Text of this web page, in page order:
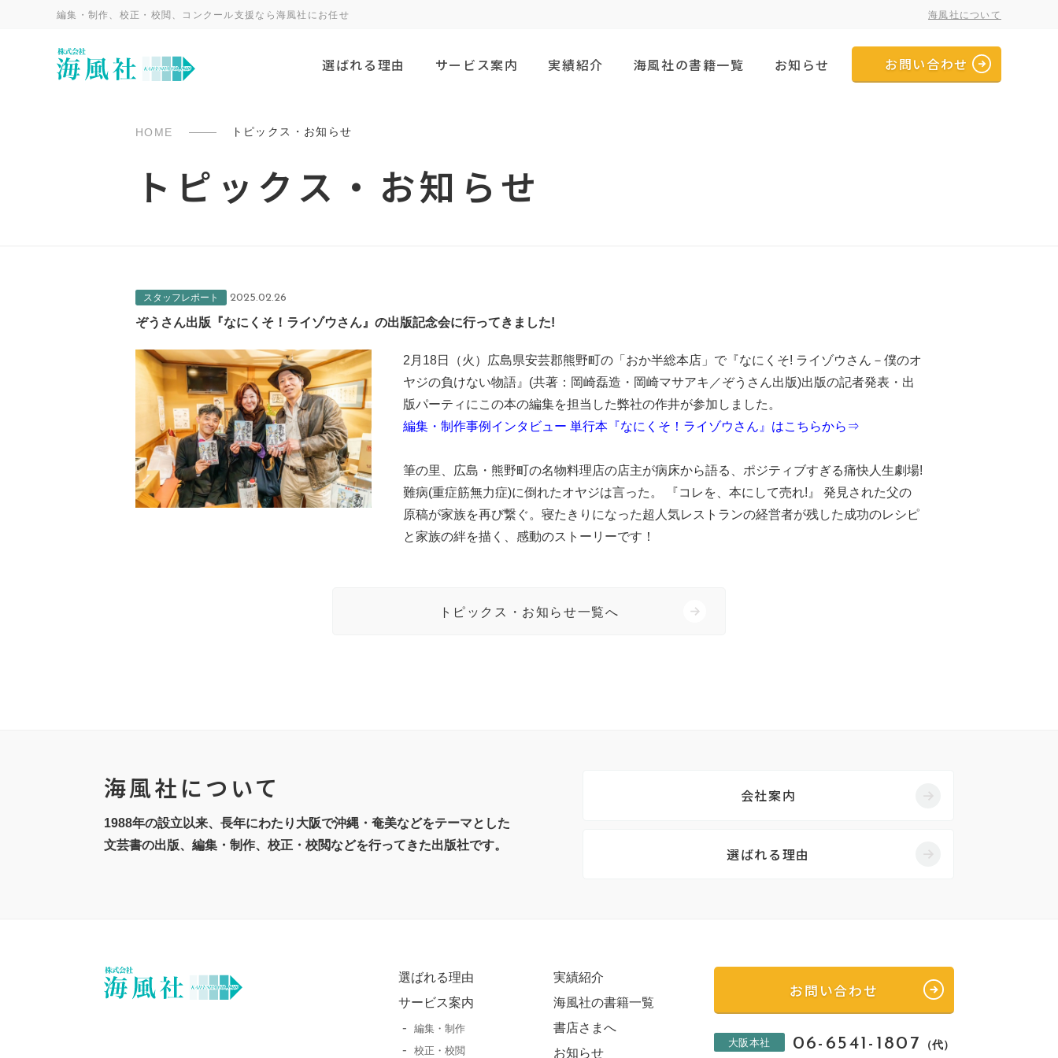
編集・制作、校正・校閲、コンクール支援なら海風社にお任せ 海風社について
選ばれる理由 サービス案内 実績紹介 海風社の書籍一覧 お知らせ お問い合わせ
HOME トピックス・お知らせ
トピックス・お知らせ
スタッフレポート 2025.02.26
ぞうさん出版『なにくそ！ライゾウさん』の出版記念会に行ってきました!
2月18日（火）広島県安芸郡熊野町の「おか半総本店」で『なにくそ! ライゾウさん－僕のオ
ヤジの負けない物語』(共著：岡崎磊造・岡崎マサアキ／ぞうさん出版)出版の記者発表・出
版パーティにこの本の編集を担当した弊社の作井が参加しました。
編集・制作事例インタビュー 単行本『なにくそ！ライゾウさん』はこちらから⇒
筆の里、広島・熊野町の名物料理店の店主が病床から語る、ポジティブすぎる痛快人生劇場!
難病(重症筋無力症)に倒れたオヤジは言った。 『コレを、本にして売れ!』 発見された父の
原稿が家族を再び繋ぐ。寝たきりになった超人気レストランの経営者が残した成功のレシピ
と家族の絆を描く、感動のストーリーです！
トピックス・お知らせ一覧へ
海風社について
1988年の設立以来、長年にわたり大阪で沖縄・奄美などをテーマとした
文芸書の出版、編集・制作、校正・校閲などを行ってきた出版社です。
会社案内
選ばれる理由
選ばれる理由
サービス案内
編集・制作
校正・校閲
実績紹介
海風社の書籍一覧
書店さまへ
お知らせ
お問い合わせ
大阪本社 06-6541-1807 （代）